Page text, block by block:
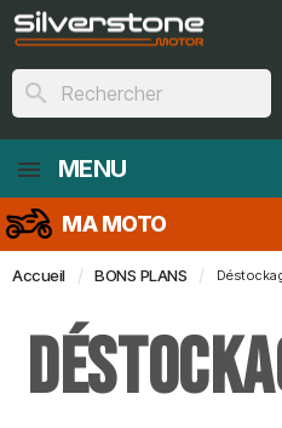
search
MENU
MA MOTO
Accueil BONS PLANS